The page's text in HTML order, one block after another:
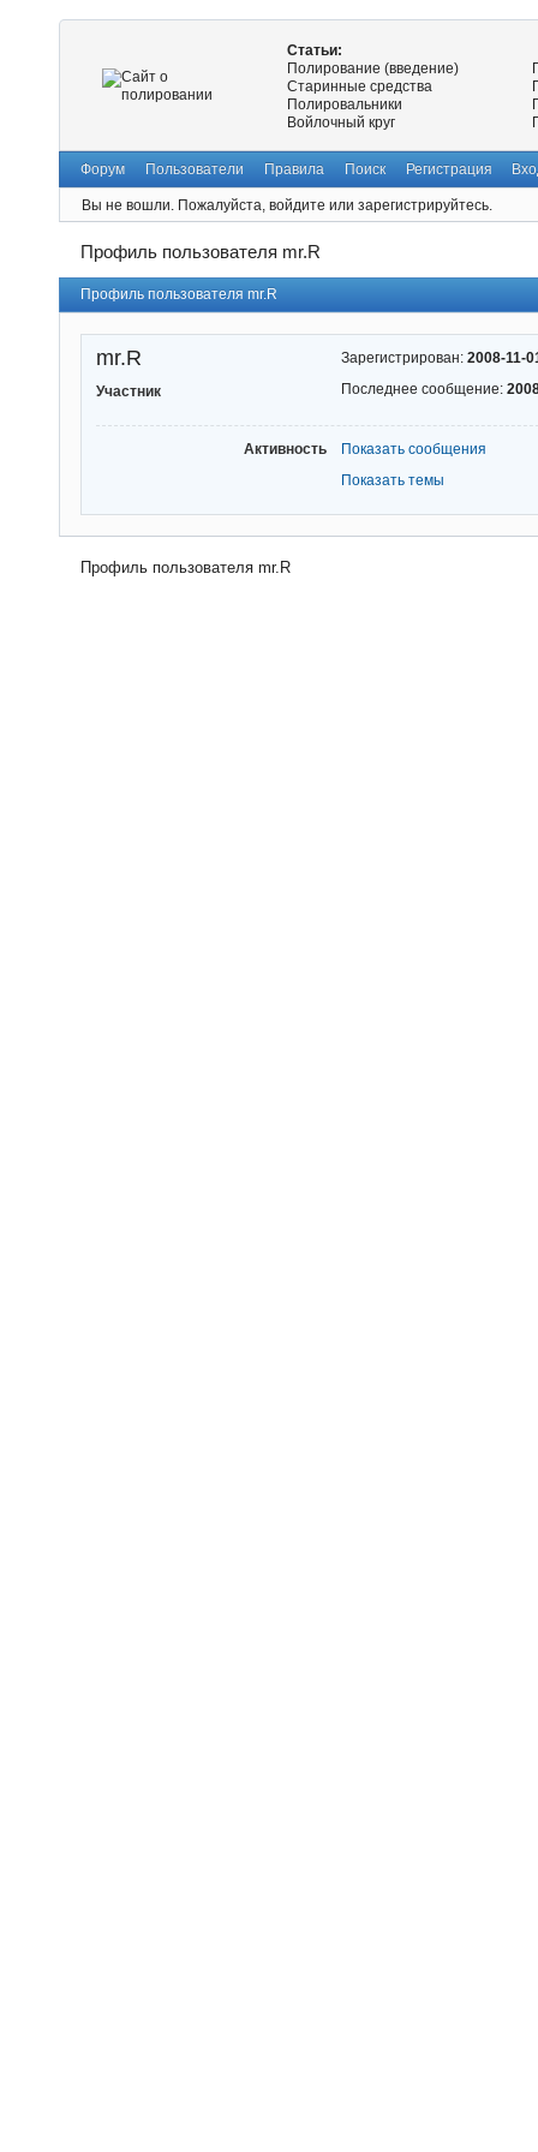
Статьи:
Полирование (введение)
Старинные средства
Полировальники
Войлочный круг
Форум Пользователи Правила Поиск Регистрация
Вы не вошли. Пожалуйста, войдите или зарегистрируйтесь.
Профиль пользователя mr.R
Профиль пользователя mr.R
mr.R
Участник
Зарегистрирован: 2008-11-
Последнее сообщение:
Активность
Показать сообщения
Показать темы
Профиль пользователя mr.R